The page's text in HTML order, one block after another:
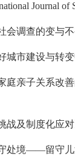
Journal of
会调查的变与
城市建设与转
庭亲子关系改
战及制度化应
处境——留守